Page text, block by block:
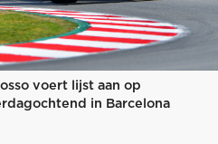
voert lijst aan op
in Barcelona